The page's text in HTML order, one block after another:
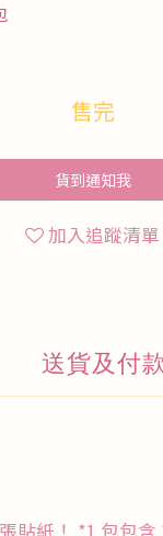
售完
貨到通知我
加入追蹤清單
送貨及付
紙！ *1 包包含